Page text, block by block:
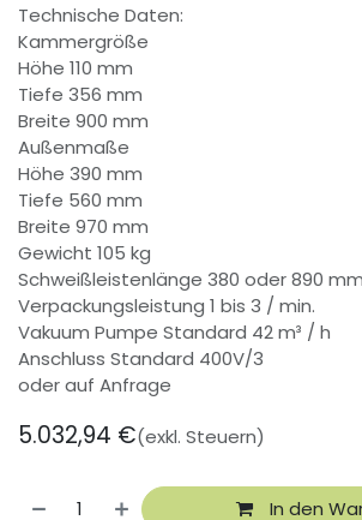
Technische Daten:
Kammergröße
Höhe 110 mm
Tiefe 356 mm
Breite 900 mm
Außenmaße
Höhe 390 mm
Tiefe 560 mm
Breite 970 mm
Gewicht 105 kg
Schweißleistenlänge 380 oder 890 mm
Verpackungsleistung 1 bis 3 / min.
Vakuum Pumpe Standard 42 m³ / h
Anschluss Standard 400V/3
oder auf Anfrage
5.032,94 €(exkl. Steuern)
In den